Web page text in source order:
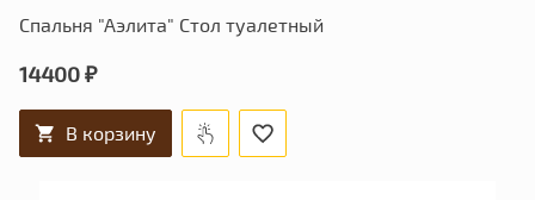
Спальня "Аэлита" Стол туалетный
14400 ₽
В корзину